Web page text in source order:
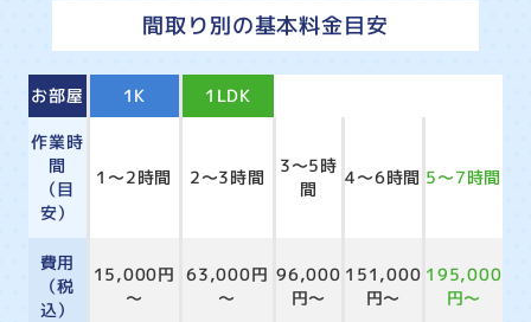
間取り別の基本料金目安
お部屋 1K 1LDK
作業時
間
（目
安）
1～2時間 2～3時間
3～5時
間
4～6時間 5～7時間
費用
（税
込）
15,000円
～
63,000円
～
96,000
円～
151,000
円～
195,000
円～